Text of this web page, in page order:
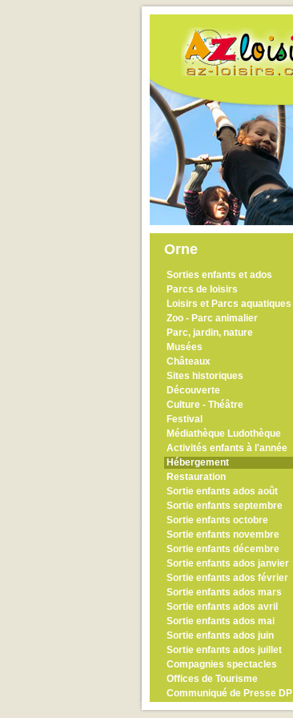
Orne
Sorties enfants et ados
Parcs de loisirs
Loisirs et Parcs aquatiques
Zoo - Parc animalier
Parc, jardin, nature
Musées
Châteaux
Sites historiques
Découverte
Culture - Théâtre
Festival
Médiathèque Ludothèque
Activités enfants à l'année
Hébergement
Restauration
Sortie enfants ados août
Sortie enfants septembre
Sortie enfants octobre
Sortie enfants novembre
Sortie enfants décembre
Sortie enfants ados janvier
Sortie enfants ados février
Sortie enfants ados mars
Sortie enfants ados avril
Sortie enfants ados mai
Sortie enfants ados juin
Sortie enfants ados juillet
Compagnies spectacles
Offices de Tourisme
Communiqué de Presse DP